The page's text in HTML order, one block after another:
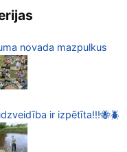
novada mazpulkus
ir izpētīta!!!🐝🪲